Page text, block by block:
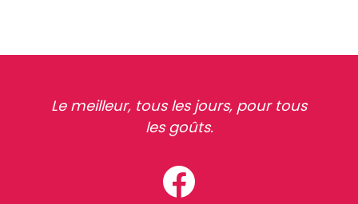
Le meilleur, tous les jours, pour tous
les goûts.